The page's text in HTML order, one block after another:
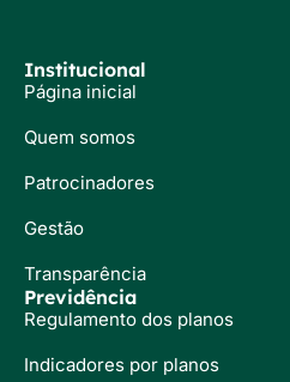
Institucional
Página inicial
Quem somos
Patrocinadores
Gestão
Transparência
Previdência
Regulamento dos planos
Indicadores por planos